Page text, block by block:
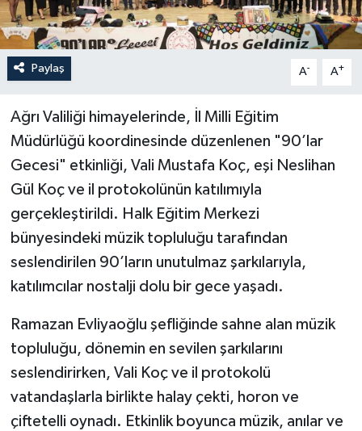
Paylaş A- A+
Ağrı Valiliği himayelerinde, İl Milli Eğitim
Müdürlüğü koordinesinde düzenlenen "90’lar
Gecesi" etkinliği, Vali Mustafa Koç, eşi Neslihan
Gül Koç ve il protokolünün katılımıyla
gerçekleştirildi. Halk Eğitim Merkezi
bünyesindeki müzik topluluğu tarafından
seslendirilen 90’ların unutulmaz şarkılarıyla,
katılımcılar nostalji dolu bir gece yaşadı.
Ramazan Evliyaoğlu şefliğinde sahne alan müzik
topluluğu, dönemin en sevilen şarkılarını
seslendirirken, Vali Koç ve il protokolü
vatandaşlarla birlikte halay çekti, horon ve
çiftetelli oynadı. Etkinlik boyunca müzik, anılar ve
Yerel